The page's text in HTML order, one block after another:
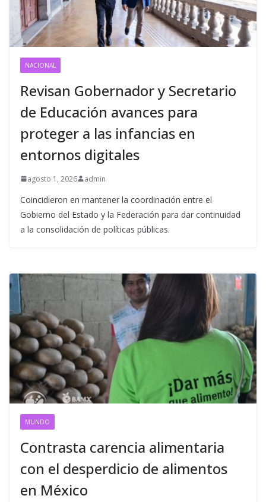
NACIONAL
Revisan Gobernador y Secretario
de Educación avances para
proteger a las infancias en
entornos digitales
agosto 1, 2026 admin
Coincidieron en mantener la coordinación entre el
Gobierno del Estado y la Federación para dar continuidad
a la consolidación de políticas públicas.
MUNDO
Contrasta carencia alimentaria
con el desperdicio de alimentos
en México